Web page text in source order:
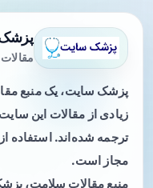
پزشک سایت، یک منبع
زیادی از مقالات این
ترجمه شده‌اند. استفاده
مجاز است.
منبع مقالات سلامت،